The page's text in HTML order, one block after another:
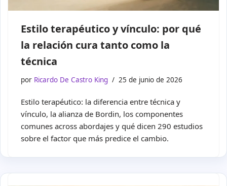
Estilo terapéutico y vínculo: por qué
la relación cura tanto como la
técnica
por Ricardo De Castro King 25 de junio de 2026
Estilo terapéutico: la diferencia entre técnica y
vínculo, la alianza de Bordin, los componentes
comunes across abordajes y qué dicen 290 estudios
sobre el factor que más predice el cambio.